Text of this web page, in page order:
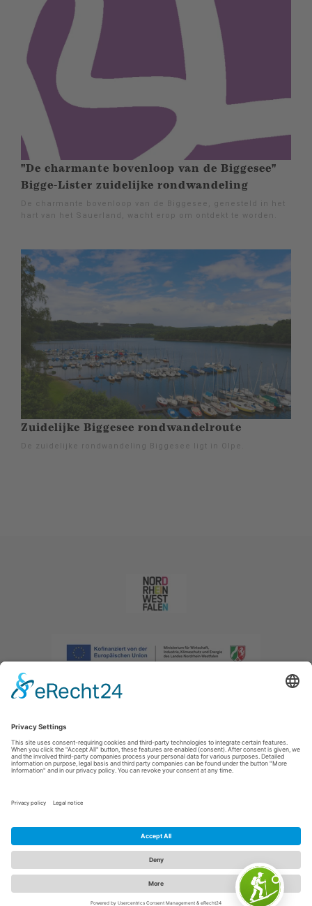
"De charmante bovenloop van de Biggesee"
Bigge-Lister zuidelijke rondwandeling
De charmante bovenloop van de Biggesee, genesteld in het
hart van het Sauerland, wacht erop om ontdekt te worden.
Zuidelijke Biggesee rondwandelroute
De zuidelijke rondwandeling Biggesee ligt in Olpe.
Afdruk |Privacybeleid|Verklaring van toegankelijkheid
E: info@sauerland.com
Cookie-Einstellungen